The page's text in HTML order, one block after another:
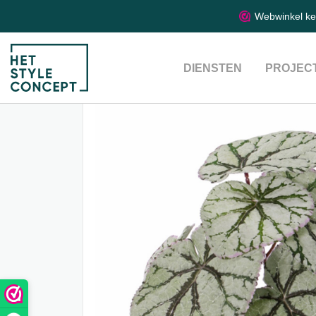
Webwinkel
DIENSTEN